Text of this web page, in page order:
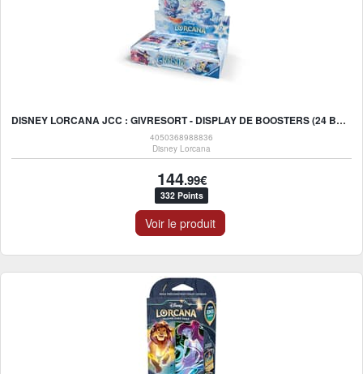
DISNEY LORCANA JCC : GIVRESORT - DISPLAY DE BOOSTERS (24 BOOSTERS) - FR
4050368988836
Disney Lorcana
144.99€
332 Points
Voir le produit